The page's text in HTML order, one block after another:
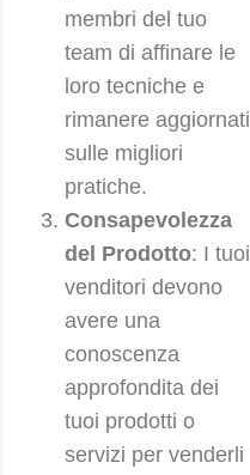
membri del tuo
team di affinare le
loro tecniche e
rimanere aggiornati
sulle migliori
pratiche.
Consapevolezza
del Prodotto: I tuoi
venditori devono
avere una
conoscenza
approfondita dei
tuoi prodotti o
servizi per venderli